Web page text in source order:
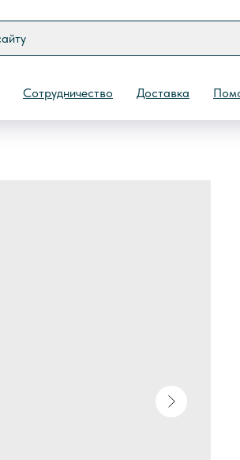
Сотрудничество Доставка